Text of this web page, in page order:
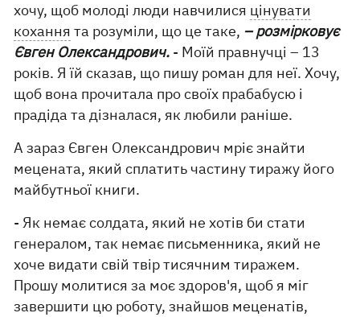
хочу, щоб молоді люди навчилися цінувати
кохання та розуміли, що це таке, – розмірковує
Євген Олександрович. - Моїй правнучці – 13
років. Я їй сказав, що пишу роман для неї. Хочу,
щоб вона прочитала про своїх прабабусю і
прадіда та дізналася, як любили раніше.
А зараз Євген Олександрович мріє знайти
мецената, який сплатить частину тиражу його
майбутньої книги.
- Як немає солдата, який не хотів би стати
генералом, так немає письменника, який не
хоче видати свій твір тисячним тиражем.
Прошу молитися за моє здоров'я, щоб я міг
завершити цю роботу, знайшов меценатів,